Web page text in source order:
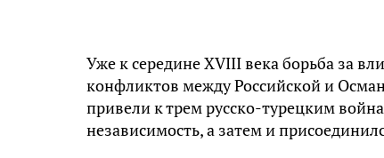
Уже к середине XVIII века борьба за
конфликтов между Российской и
привели к трем русско-турецким
независимость, а затем и